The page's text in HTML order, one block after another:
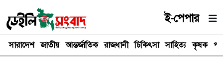
ই-পেপার
সারাদেশ জাতীয় আন্তর্জাতিক রাজধানী চিকিৎসা সাহিত্য কৃষক